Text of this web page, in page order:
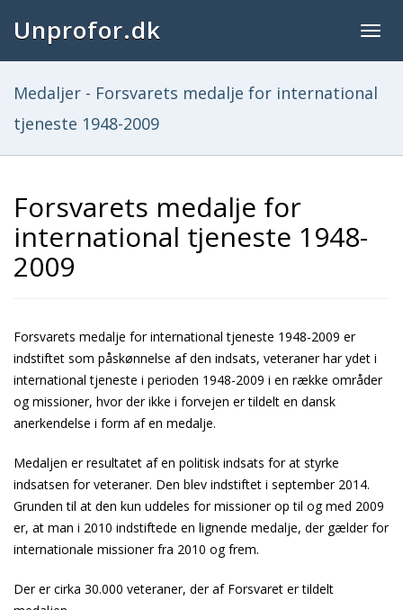
Unprofor.dk
Medaljer - Forsvarets medalje for international
tjeneste 1948-2009
Forsvarets medalje for
international tjeneste 1948-
2009
Forsvarets medalje for international tjeneste 1948-2009 er
indstiftet som påskønnelse af den indsats, veteraner har ydet i
international tjeneste i perioden 1948-2009 i en række områder
og missioner, hvor der ikke i forvejen er tildelt en dansk
anerkendelse i form af en medalje.
Medaljen er resultatet af en politisk indsats for at styrke
indsatsen for veteraner. Den blev indstiftet i september 2014.
Grunden til at den kun uddeles for missioner op til og med 2009
er, at man i 2010 indstiftede en lignende medalje, der gælder for
internationale missioner fra 2010 og frem.
Der er cirka 30.000 veteraner, der af Forsvaret er tildelt